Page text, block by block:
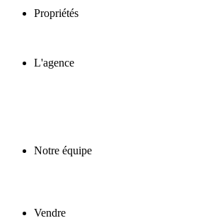
Propriétés
L'agence
Notre équipe
Vendre